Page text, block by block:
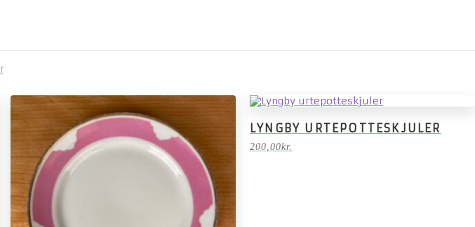
LYNGBY URTEPOTTESKJULER
200,00kr.